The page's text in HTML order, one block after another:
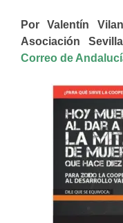
Por Valentín
Asociación
Correo de